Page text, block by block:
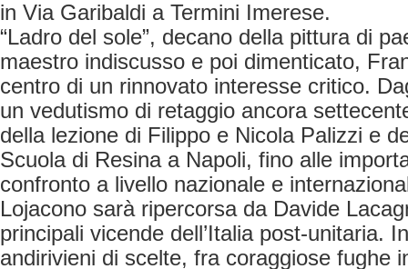
in Via Garibaldi a Termini Imerese.
“Ladro del sole”, decano della pittura di
maestro indiscusso e poi dimenticato,
centro di un rinnovato interesse critico.
un vedutismo di retaggio ancora
della lezione di Filippo e Nicola Palizzi e
Scuola di Resina a Napoli, fino alle
confronto a livello nazionale e
Lojacono sarà ripercorsa da Davide
principali vicende dell’Italia post-unitaria.
andirivieni di scelte, fra coraggiose fughe